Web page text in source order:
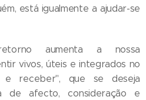
está igualmente a ajudar-se
aumenta a nossa
vivos, úteis e integrados no
receber", que se deseja
de afecto, consideração e